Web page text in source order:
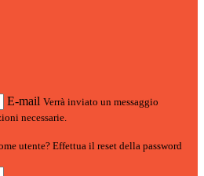
E-mail Verrà inviato un messaggio
necessarie.
utente? Effettua il reset della password